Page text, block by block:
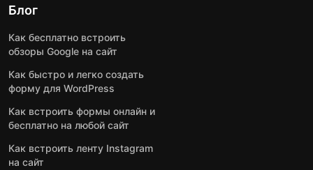
Блог
Как бесплатно встроить
обзоры Google на сайт
Как быстро и легко создать
форму для WordPress
Как встроить формы онлайн и
бесплатно на любой сайт
Как встроить ленту Instagram
на сайт